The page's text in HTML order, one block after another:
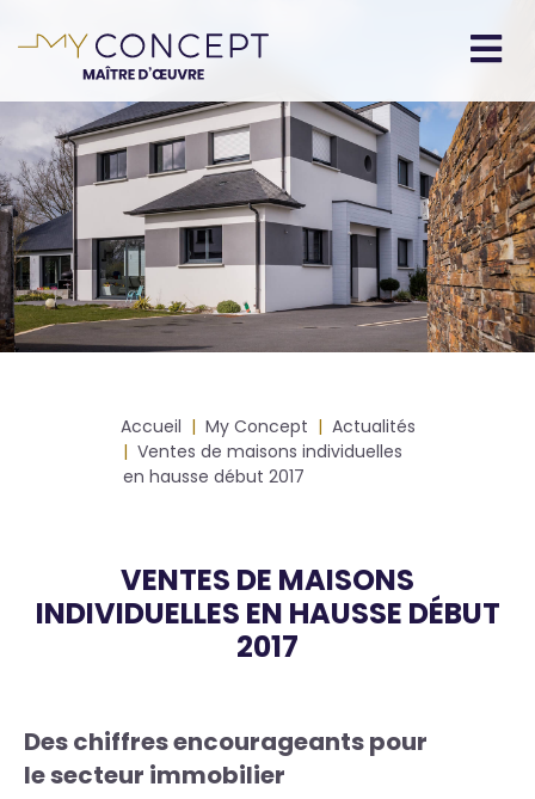
au
principal
principale
Fil
d'Ariane
Accueil My Concept
Actualités
Ventes de maisons individuelles
en hausse début 2017
VENTES DE MAISONS
INDIVIDUELLES EN HAUSSE DÉBUT
2017
Body
Des chiffres encourageants pour
le secteur immobilier